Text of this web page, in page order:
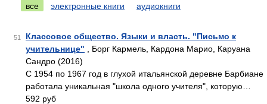
все
электронные книги аудиокниги
51
Классовое общество. Языки и власть. "Письмо к
учительнице" , Борг Кармель, Кардона Марио, Каруана
Сандро (2016)
С 1954 по 1967 год в глухой итальянской деревне Барбиане
работала уникальная "школа одного учителя", которую…
592 руб